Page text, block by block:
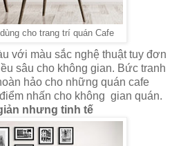
cho trang trí quán Cafe
với màu sắc nghệ thuật tuy đơn
sâu cho không gian. Bức tranh
hảo cho những quán cafe
nhấn cho không gian quán.
nhưng tinh tế